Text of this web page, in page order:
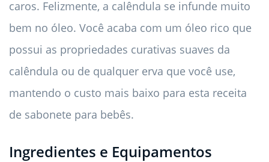
caros. Felizmente, a calêndula se infunde muito
bem no óleo. Você acaba com um óleo rico que
possui as propriedades curativas suaves da
calêndula ou de qualquer erva que você use,
mantendo o custo mais baixo para esta receita
de sabonete para bebês.
Ingredientes e Equipamentos